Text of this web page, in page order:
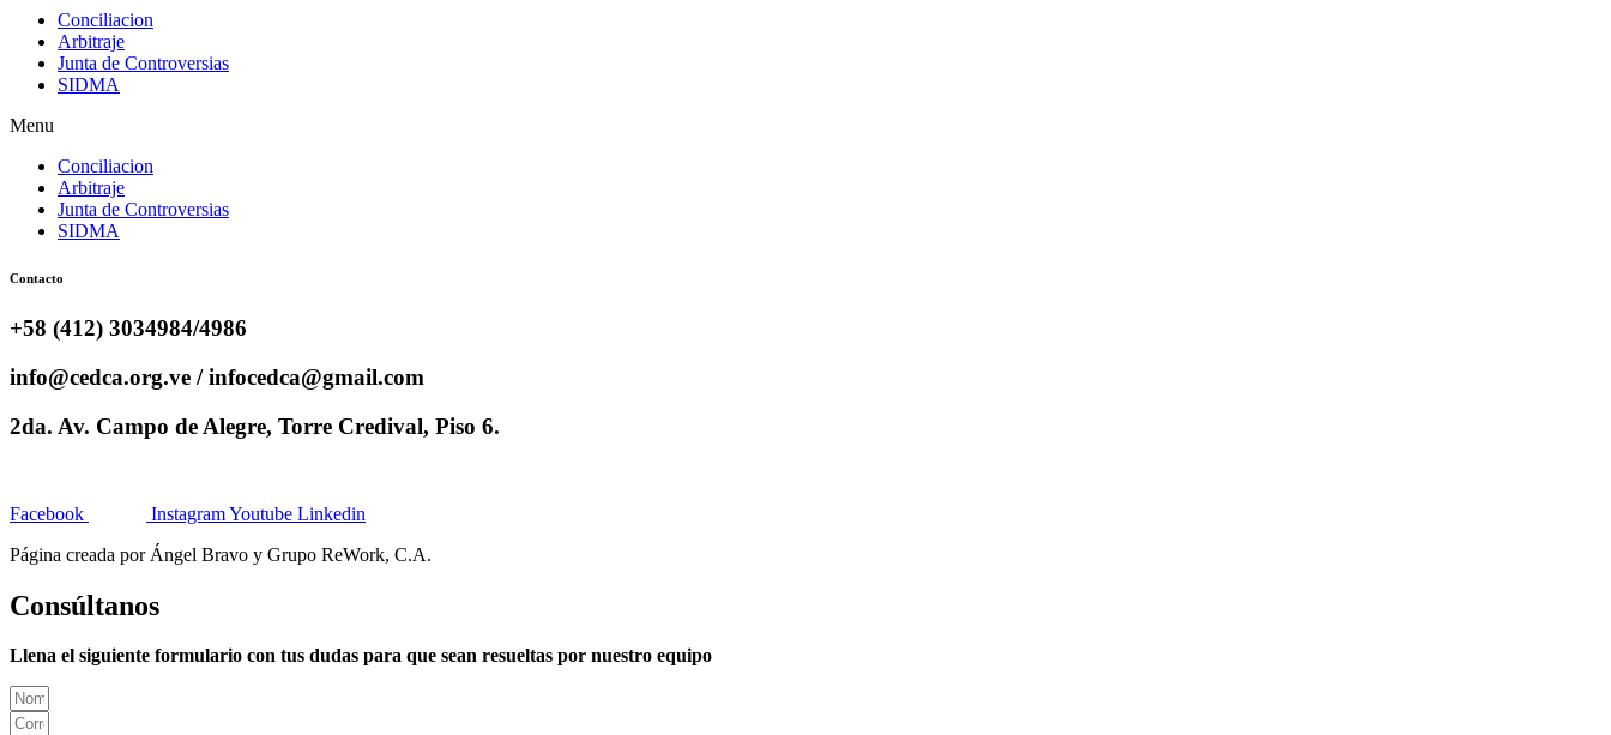
Conciliacion
Arbitraje
Junta de Controversias
SIDMA
Menu
Conciliacion
Arbitraje
Junta de Controversias
SIDMA
Contacto
+58 (412) 3034984/4986
info@cedca.org.ve / infocedca@gmail.com
2da. Av. Campo de Alegre, Torre Credival, Piso 6.
Facebook InstagramYoutube Linkedin
Página creada por Ángel Bravo y Grupo ReWork, C.A.
Consúltanos
Llena el siguiente formulario con tus dudas para que sean resueltas por nuestro equipo